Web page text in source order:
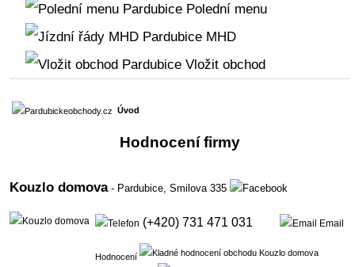
Polední menu
MHD
Vložit obchod
Úvod
Hodnocení firmy
Kouzlo domova- Pardubice,Smilova 335
(+420) 731 471 031 Email
Hodnocení